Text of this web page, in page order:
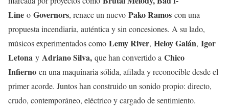
Line o Governors, renace un nuevo Pako Ramos con una
propuesta incendiaria, auténtica y sin concesiones. A su lado,
músicos experimentados como Lemy River, Heloy Galán, Igor
Letona y Adriano Silva, que han convertido a Chico
Infierno en una maquinaria sólida, afilada y reconocible desde el
primer acorde. Juntos han construido un sonido propio: directo,
crudo, contemporáneo, eléctrico y cargado de sentimiento.